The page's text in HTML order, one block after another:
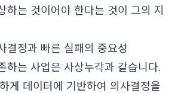
하는 것이어야 한다는 것이 그의 지
결정과 빠른 실패의 중요성
하는 사업은 사상누각과 같습니다.
게 데이터에 기반하여 의사결정을